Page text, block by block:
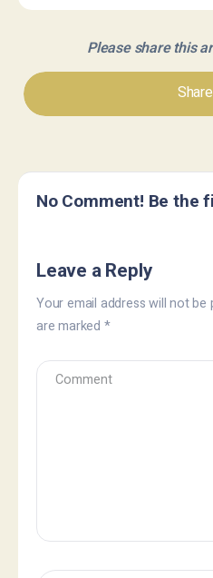
کتاب؛ سقط جنین
Please share this
No Comment! Be the
Leave a Reply
Your email address will not be
are marked *